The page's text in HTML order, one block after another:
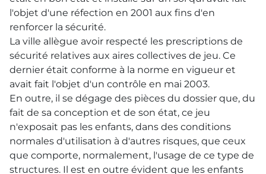
l'objet d'une réfection en 2001 aux fins d'en
renforcer la sécurité.
La ville allègue avoir respecté les prescriptions de
sécurité relatives aux aires collectives de jeu. Ce
dernier était conforme à la norme en vigueur et
avait fait l'objet d'un contrôle en mai 2003.
En outre, il se dégage des pièces du dossier que, du
fait de sa conception et de son état, ce jeu
n'exposait pas les enfants, dans des conditions
normales d'utilisation à d'autres risques, que ceux
que comporte, normalement, l'usage de ce type de
structures. Il est en outre évident que les enfants